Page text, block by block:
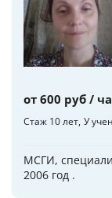
от 600 руб /
Стаж 10 лет У
МСГИ,
2006 год .